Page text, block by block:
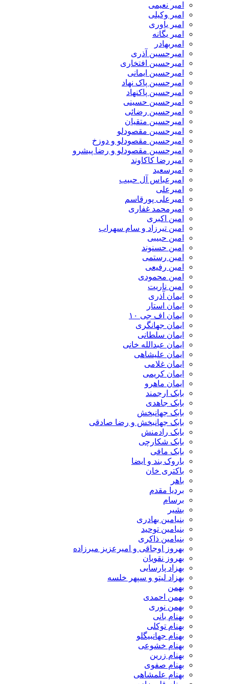
امیر نعیمی
امیر وکیلی
امیر یاوری
امیر یگانه
امیربهادر
امیرحسین آذری
امیرحسین افتخاری
امیرحسین ایمانی
امیرحسین پاک نهاد
امیرحسین پاکنهاد
امیرحسین حسینی
امیرحسین رضائی
امیرحسین متقیان
امیرحسین مقصودلو
امیرحسین مقصودلو و دوزخ
امیرحسین مقصودلو و رضا پیشرو
امیررضا کاکاوند
امیرسعید
امیرعباس آل حبیب
امیرعلی
امیرعلی پورقاسم
امیرمحمد غفاری
امین اکبری
امین تیرزاد و سام سهراب
امین حبیبی
امین حسنوند
امین رستمی
امین رفیعی
امین محمودی
امین ناریت
ایمان آذری
ایمان استار
ایمان اف جی ۱۰
ایمان جهانگری
ایمان سلطانی
ایمان عبدالله خانی
ایمان علیشاهی
ایمان غلامی
ایمان کریمی
ایمان ماهرو
بابک ارجمند
بابک جاهدی
بابک جهانبخش
بابک جهانبخش و رضا صادقی
بابک رادمنش
بابک شکارچی
بابک مافی
باروک بند و ایضا
باکتری خان
باهر
بردیا مقدم
برسام
بشیر
بنیامین بهادری
بنیامین توحید
بنیامین ذاکری
بهروز اوجاقی و امیرعزیز میرزاده
بهروز نقویان
بهزاد پارسایی
بهزاد لیتو و سپهر خلسه
بهمن
بهمن احمدی
بهمن نوری
بهنام بانی
بهنام توکلی
بهنام جهانبیگلو
بهنام خشوعی
بهنام زرین
بهنام صفوی
بهنام علمشاهی